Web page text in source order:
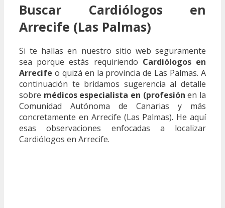
Buscar Cardiólogos en
Arrecife (Las Palmas)
Si te hallas en nuestro sitio web seguramente
sea porque estás requiriendo Cardiólogos en
Arrecife o quizá en la provincia de Las Palmas. A
continuación te bridamos sugerencia al detalle
sobre médicos especialista en (profesión en la
Comunidad Autónoma de Canarias y más
concretamente en Arrecife (Las Palmas). He aquí
esas observaciones enfocadas a localizar
Cardiólogos en Arrecife.